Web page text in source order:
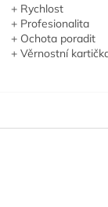
+ Rychlost
+ Profesionalita
+ Ochota poradit
+ Věrnostní